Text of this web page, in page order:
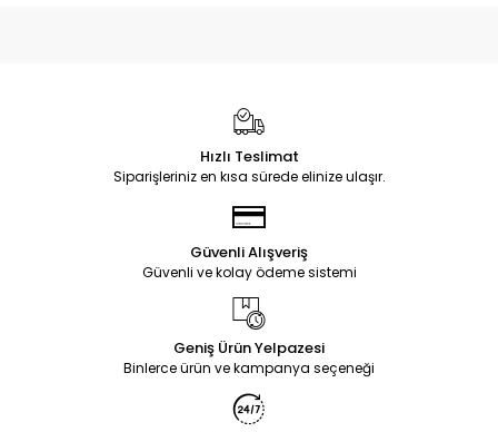
Hızlı Teslimat
Siparişleriniz en kısa sürede elinize ulaşır.
Güvenli Alışveriş
Güvenli ve kolay ödeme sistemi
Geniş Ürün Yelpazesi
Binlerce ürün ve kampanya seçeneği